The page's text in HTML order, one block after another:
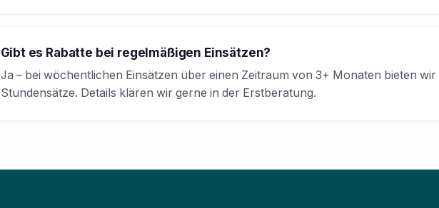
Gibt es Rabatte bei regelmäßigen Einsätzen?
Ja – bei wöchentlichen Einsätzen über einen Zeitraum von 3+ Monaten bieten
Stundensätze. Details klären wir gerne in der Erstberatung.